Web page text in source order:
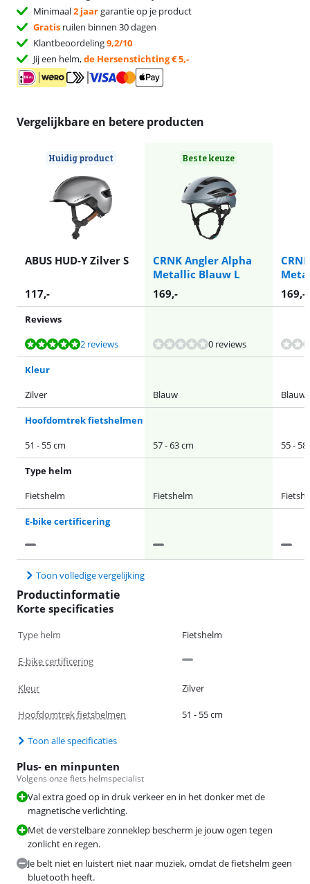
Minimaal2 jaargarantie op je product
Gratis ruilen binnen 30 dagen
Klantbeoordeling9,2/10
Jij een helm,de Hersenstichting € 5,-
Vergelijkbare en betere producten
Huidig product
ABUS HUD-Y Zilver S
Beste keuze
CRNK Angler Alpha
Metallic Blauw L
117,- 169,- 169,-
Reviews
Beoordeling is 9,6 van de 10, gebaseerd op 2 reviews.
2 reviews 0 reviews
Kleur
Zilver
Blauw Blauw
Hoofdomtrek fietshelmen
51 - 55 cm
57 - 63 cm 55 -
Type helm
Fietshelm
Fietshelm
E-bike certificering
Toon volledige vergelijking
Productinformatie
Korte specificaties
Type helm Fietshelm
E-bike certificering
Kleur Zilver
Hoofdomtrek fietshelmen 51 - 55 cm
Toon alle specificaties
Plus- en minpunten
Volgens onze fiets helmspecialist
Val extra goed op in druk verkeer en in het donker met de
magnetische verlichting.
Met de verstelbare zonneklep bescherm je jouw ogen tegen
zonlicht en regen.
Je belt niet en luistert niet naar muziek, omdat de fietshelm geen
bluetooth heeft.